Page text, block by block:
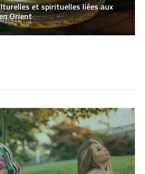
et spirituelles liées aux
Orient